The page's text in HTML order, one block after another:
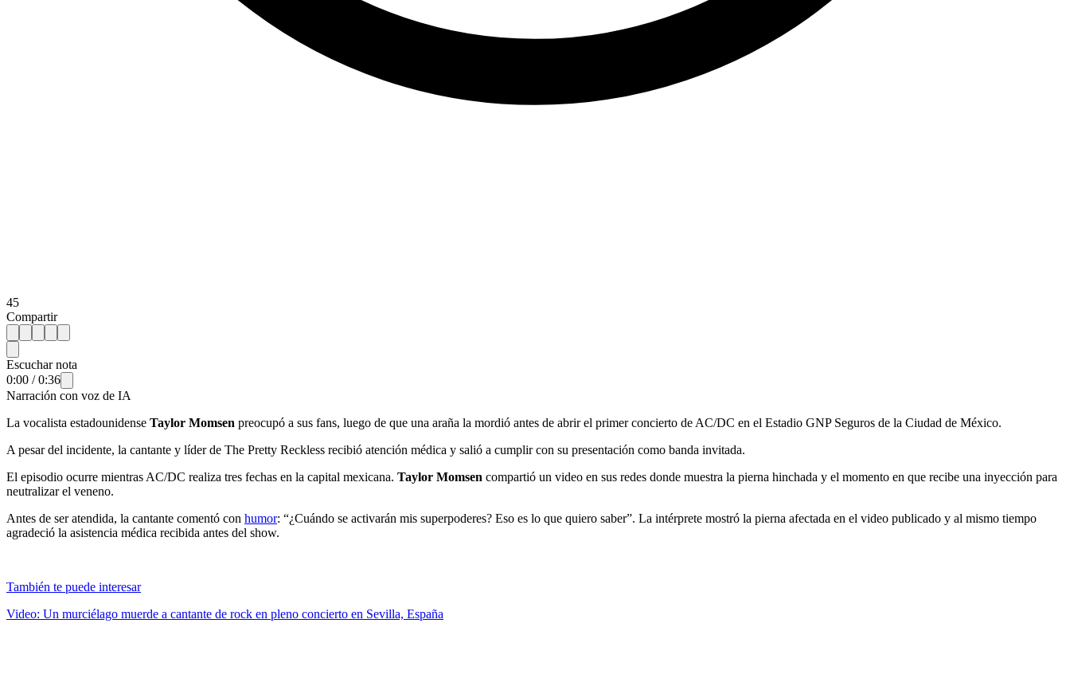
45
Compartir
Escuchar nota
0:00 /0:36
Narración con voz de IA
La vocalista estadounidense Taylor Momsen preocupó a sus fans, luego de que una araña la mordió antes de abrir el primer concierto de AC/DC en el Estadio GNP Seguros de la Ciudad de México.
A pesar del incidente, la cantante y líder de The Pretty Reckless recibió atención médica y salió a cumplir con su presentación como banda invitada.
El episodio ocurre mientras AC/DC realiza tres fechas en la capital mexicana. Taylor Momsen compartió un video en sus redes donde muestra la pierna hinchada y el momento en que recibe una inyección para
neutralizar el veneno.
Antes de ser atendida, la cantante comentó con humor: “¿Cuándo se activarán mis superpoderes? Eso es lo que quiero saber”. La intérprete mostró la pierna afectada en el video publicado y al mismo tiempo
agradeció la asistencia médica recibida antes del show.
También te puede interesar
Video: Un murciélago muerde a cantante de rock en pleno concierto en Sevilla, España